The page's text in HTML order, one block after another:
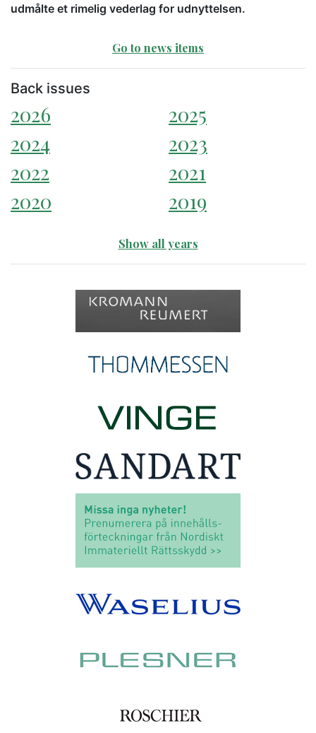
udmålte et rimelig vederlag for udnyttelsen.
Go to news items
Back issues
2026
2025
2024
2023
2022
2021
2020
2019
Show all years